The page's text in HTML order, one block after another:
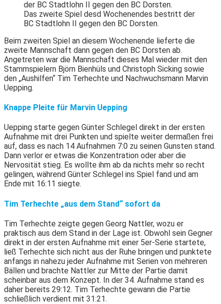
Das zweite Spiel desd Wochenendes bestritt der
BC Stadtlohn II gegen den BC Dorsten.
Beim zweiten Spiel an diesem Wochenende lieferte die
zweite Mannschaft dann gegen den BC Dorsten ab.
Angetreten war die Mannschaft dieses Mal wieder mit den
Stammspielern Björn Bienhüls und Christoph Sicking sowie
den „Aushilfen“ Tim Terhechte und Nachwuchsmann Marvin
Uepping.
Knappe Pleite für Marvin Uepping
Uepping starte gegen Günter Schlegel direkt in der ersten
Aufnahme mit drei Punkten und spielte weiter dermaßen frei
auf, dass es nach 14 Aufnahmen 7:0 zu seinen Gunsten stand.
Dann verlor er etwas die Konzentration oder aber die
Nervosität stieg. Es wollte ihm ab da nichts mehr so recht
gelingen, während Günter Schlegel ins Spiel fand und am
Ende mit 16:11 siegte.
Tim Terhechte „aus dem Stand“ sofort da
Tim Terhechte zeigte gegen Georg Nattler, wozu er
praktisch aus dem Stand in der Lage ist. Obwohl sein Gegner
direkt in der ersten Aufnahme mit einer 5er-Serie startete,
ließ Terhechte sich nicht aus der Ruhe bringen und punktete
anfangs in nahezu jeder Aufnahme mit Serien von mehreren
Bällen und brachte Nattler zur Mitte der Partie damit
scheinbar aus dem Konzept. In der 34. Aufnahme stand es
daher bereits 29:12. Tim Terhechte gewann die Partie
schließlich verdient mit 31:21.